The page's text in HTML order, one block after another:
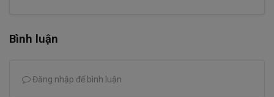
Bình luận
Đăng nhập để bình luận